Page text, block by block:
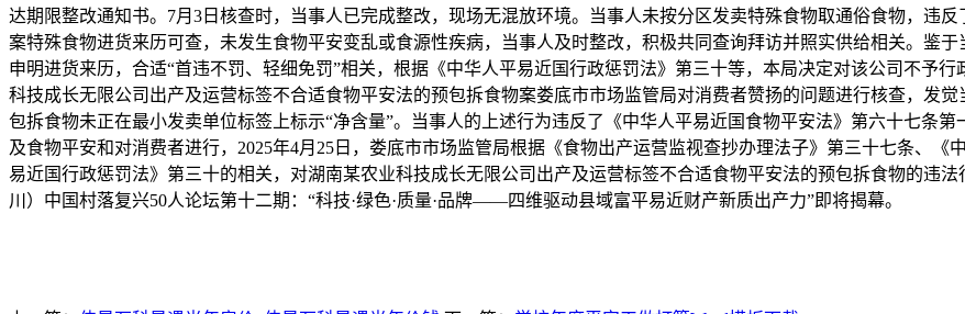
达期限整改通知书。7月3日核查时，当事人已完成整改，现场无混放环境。当事人未按分区发卖特殊食物取通俗食物，违
案特殊食物进货来历可查，未发生食物平安变乱或食源性疾病，当事人及时整改，积极共同查询拜访并照实供给相关。鉴
申明进货来历，合适“首违不罚、轻细免罚”相关，根据《中华人平易近国行政惩罚法》第三十等，本局决定对该公司不予
科技成长无限公司出产及运营标签不合适食物平安法的预包拆食物案娄底市市场监管局对消费者赞扬的问题进行核查，发
包拆食物未正在最小发卖单位标签上标示“净含量”。当事人的上述行为违反了《中华人平易近国食物平安法》第六十七条
及食物平安和对消费者进行，2025年4月25日，娄底市市场监管局根据《食物出产运营监视查抄办理法子》第三十七条、
易近国行政惩罚法》第三十的相关，对湖南某农业科技成长无限公司出产及运营标签不合适食物平安法的预包拆食物的违
川）中国村落复兴50人论坛第十二期：“科技·绿色·质量·品牌——四维驱动县域富平易近财产新质出产力”即将揭幕。